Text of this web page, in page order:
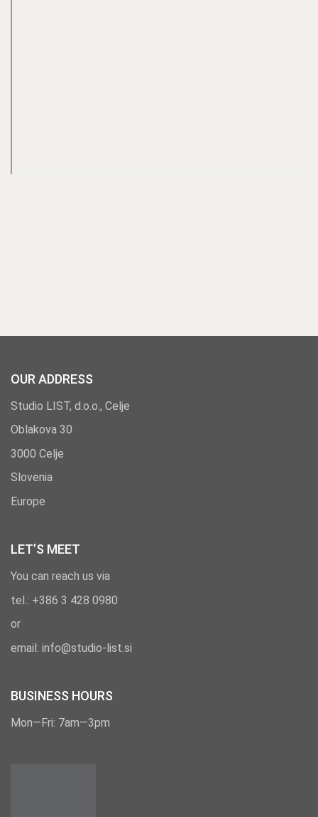
OUR ADDRESS
Studio LIST, d.o.o., Celje
Oblakova 30
3000 Celje
Slovenia
Europe
LET’S MEET
You can reach us via
tel.: +386 3 428 0980
or
email: info@studio-list.si
BUSINESS HOURS
Mon—Fri: 7am—3pm